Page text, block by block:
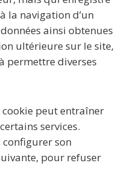
la navigation d’un
ainsi obtenues
ultérieure sur le site,
permettre diverses
cookie peut entraîner
services.
son
pour refuser